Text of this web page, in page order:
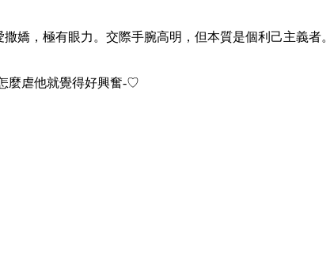
嬌，極有眼力。交際手腕高明，但本質是個利己主義
麼虐他就覺得好興奮-♡